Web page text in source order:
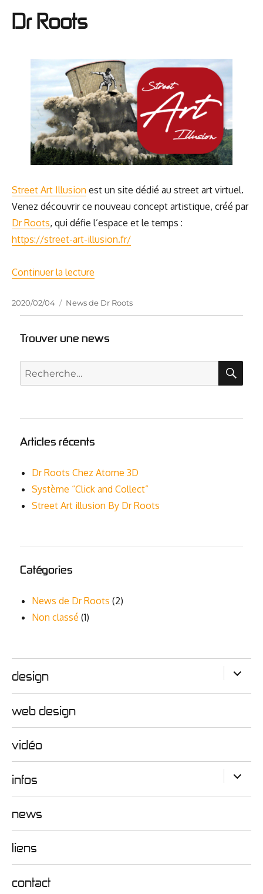
Dr Roots
Street Art Illu­sion est un site dédié au street art vir­tuel.
Venez décou­vrir ce nou­veau concept artis­tique, créé par
Dr Roots, qui défie l’es­pace et le temps :
https://street-art-illusion.fr/
Conti­nuer la lec­ture
Publié
2020/02/04 Catégories
News de Dr Roots
Trouver une news
Recherche
pour :
Articles récents
Dr Roots Chez Atome 3D
Système “Click and Collect”
Street Art illusion By Dr Roots
Catégories
News de Dr Roots (2)
Non classé (1)
design
ouvrir
le
web design
vidéo
infos
ouvrir
le
news
liens
contact